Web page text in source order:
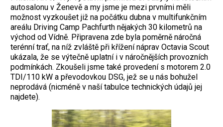
autosalonu v Ženevě a my jsme je mezi prvními měli
možnost vyzkoušet již na počátku dubna v multifunkčním
areálu Driving Camp Pachfurth nějakých 30 kilometrů na
východ od Vídně. Připravena zde byla poměrně náročná
terénní trať, na níž zvláště při křížení náprav Octavia Scout
ukázala, že se výtečně uplatní i v náročnějších provozních
podmínkách. Zkoušeli jsme také provedení s motorem 2.0
TDI/110 kW a převodovkou DSG, jež se u nás bohužel
neprodává (nicméně v naší tabulce technických údajů jej
najdete).